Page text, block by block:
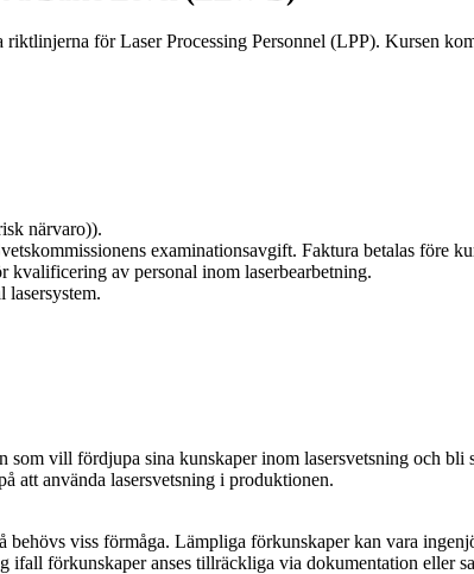
för Laser Processing Personnel (LPP). Kursen
närvaro)).
examinationsavgift. Faktura betalas före
av personal inom laserbearbetning.
lasersystem.
som vill fördjupa sina kunskaper inom lasersvetsning och
att använda lasersvetsning i produktionen.
viss förmåga. Lämpliga förkunskaper kan vara
förkunskaper anses tillräckliga via dokumentation eller